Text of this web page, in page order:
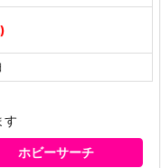
す
ホビーサーチ